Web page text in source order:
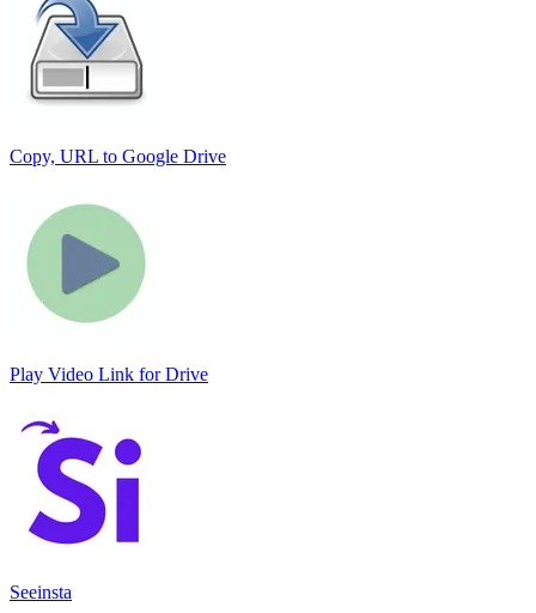
Copy, URL to Google Drive
Play Video Link for Drive
Seeinsta